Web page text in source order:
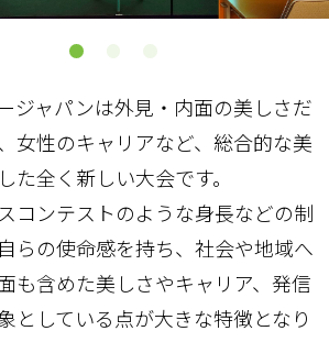
ジャパンは外見・内面の美しさだ
女性のキャリアなど、総合的な美
た全く新しい大会です。
コンテストのような身長などの制
らの使命感を持ち、社会や地域へ
も含めた美しさやキャリア、発信
としている点が大きな特徴となり